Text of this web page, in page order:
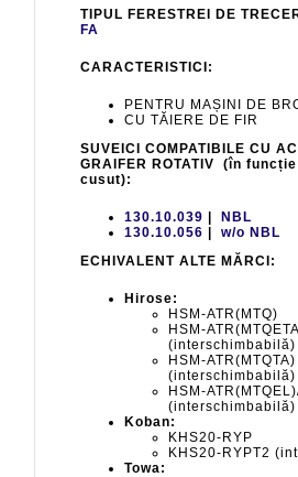
TIPUL FERESTREI DE
FA
CARACTERISTICI:
PENTRU MAȘINI DE
CU TĂIERE DE FIR
SUVEICI COMPATIBILE CU
GRAIFER ROTATIV (în
cusut):
130.10.039
NBL
130.10.056
w/o NBL
ECHIVALENT ALTE MĂRCI:
Hirose:
HSM-ATR(MTQ)
HSM-
(interschimbabilă)
HSM-ATR(MTQTA)
(interschimbabilă)
HSM-
(interschimbabilă)
Koban:
KHS20-RYP
KHS20-RYPT2
Towa: